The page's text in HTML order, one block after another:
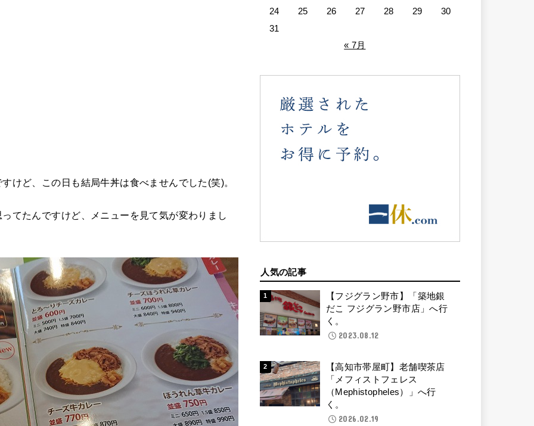
けど、この日も結局牛丼は食べませんでした(笑)。
てたんですけど、メニューを見て気が変わりまし
24
25 26 27 28 29
30
31
« 7月
人気の記事
【フジグラン野市】「築地銀
だこ フジグラン野市店」へ行
く。
2023.08.12
【高知市帯屋町】老舗喫茶店
「メフィストフェレス
（Mephistopheles）」へ行
く。
2026.02.19